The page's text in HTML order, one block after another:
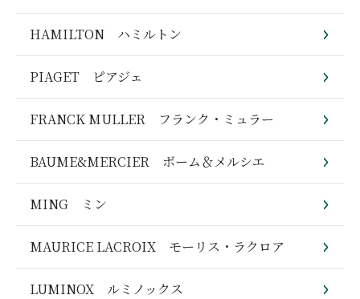
HAMILTON ハミルトン
PIAGET ピアジェ
FRANCK MULLER フランク・ミュラー
BAUME&MERCIER ボーム＆メルシエ
MING ミン
MAURICE LACROIX モーリス・ラクロア
LUMINOX ルミノックス